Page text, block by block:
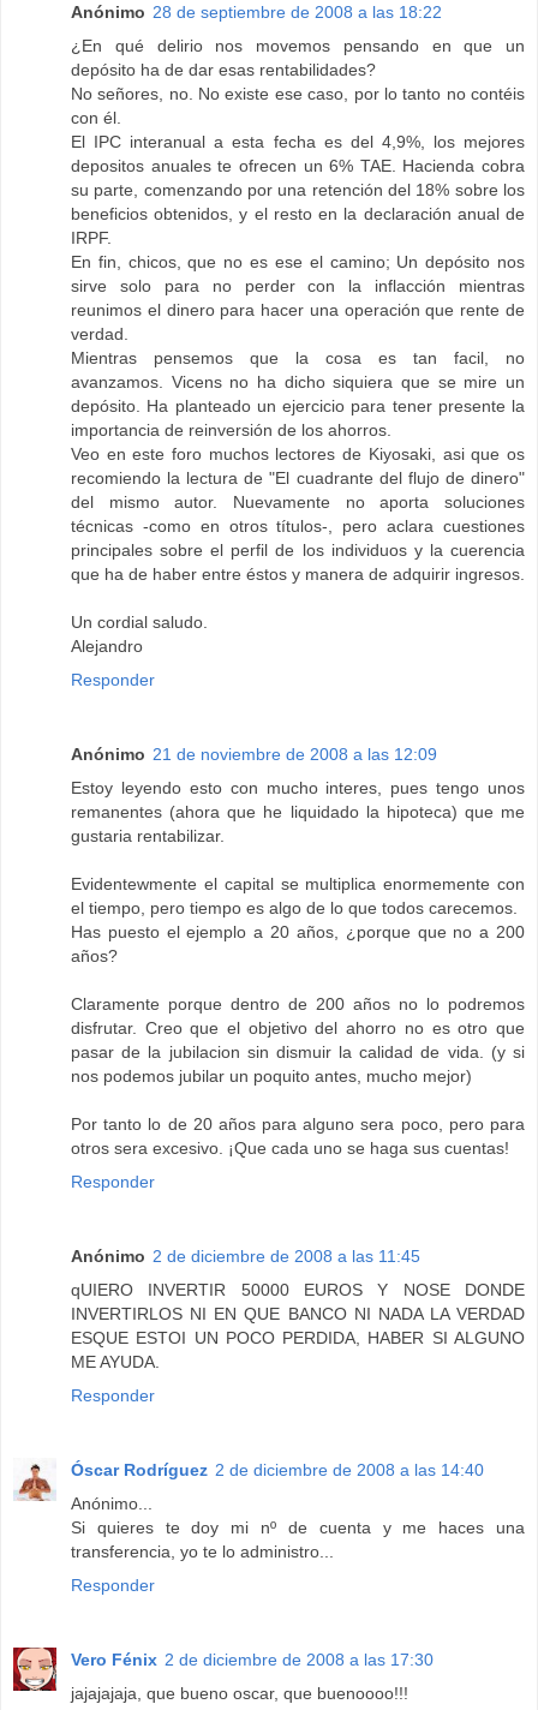
Anónimo 28 de septiembre de 2008 a las 18:22
¿En qué delirio nos movemos pensando en que un
depósito ha de dar esas rentabilidades?
No señores, no. No existe ese caso, por lo tanto no contéis
con él.
El IPC interanual a esta fecha es del 4,9%, los mejores
depositos anuales te ofrecen un 6% TAE. Hacienda cobra
su parte, comenzando por una retención del 18% sobre los
beneficios obtenidos, y el resto en la declaración anual de
IRPF.
En fin, chicos, que no es ese el camino; Un depósito nos
sirve solo para no perder con la inflacción mientras
reunimos el dinero para hacer una operación que rente de
verdad.
Mientras pensemos que la cosa es tan facil, no
avanzamos. Vicens no ha dicho siquiera que se mire un
depósito. Ha planteado un ejercicio para tener presente la
importancia de reinversión de los ahorros.
Veo en este foro muchos lectores de Kiyosaki, asi que os
recomiendo la lectura de "El cuadrante del flujo de dinero"
del mismo autor. Nuevamente no aporta soluciones
técnicas -como en otros títulos-, pero aclara cuestiones
principales sobre el perfil de los individuos y la cuerencia
que ha de haber entre éstos y manera de adquirir ingresos.
Un cordial saludo.
Alejandro
Responder
Anónimo 21 de noviembre de 2008 a las 12:09
Estoy leyendo esto con mucho interes, pues tengo unos
remanentes (ahora que he liquidado la hipoteca) que me
gustaria rentabilizar.
Evidentewmente el capital se multiplica enormemente con
el tiempo, pero tiempo es algo de lo que todos carecemos.
Has puesto el ejemplo a 20 años, ¿porque que no a 200
años?
Claramente porque dentro de 200 años no lo podremos
disfrutar. Creo que el objetivo del ahorro no es otro que
pasar de la jubilacion sin dismuir la calidad de vida. (y si
nos podemos jubilar un poquito antes, mucho mejor)
Por tanto lo de 20 años para alguno sera poco, pero para
otros sera excesivo. ¡Que cada uno se haga sus cuentas!
Responder
Anónimo 2 de diciembre de 2008 a las 11:45
qUIERO INVERTIR 50000 EUROS Y NOSE DONDE
INVERTIRLOS NI EN QUE BANCO NI NADA LA VERDAD
ESQUE ESTOI UN POCO PERDIDA, HABER SI ALGUNO
ME AYUDA.
Responder
Óscar Rodríguez 2 de diciembre de 2008 a las 14:40
Anónimo...
Si quieres te doy mi nº de cuenta y me haces una
transferencia, yo te lo administro...
Responder
Vero Fénix 2 de diciembre de 2008 a las 17:30
jajajajaja, que bueno oscar, que buenoooo!!!